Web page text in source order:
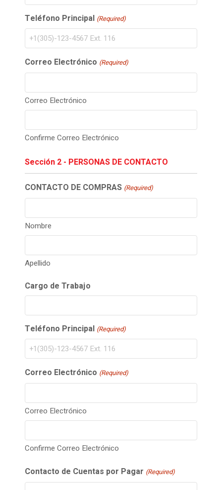
Teléfono Principal (Required)
Correo Electrónico (Required)
Correo Electrónico
Confirme Correo Electrónico
Sección 2 - PERSONAS DE CONTACTO
CONTACTO DE COMPRAS (Required)
Nombre
Apellido
Cargo de Trabajo
Teléfono Principal (Required)
Correo Electrónico (Required)
Correo Electrónico
Confirme Correo Electrónico
Contacto de Cuentas por Pagar (Required)